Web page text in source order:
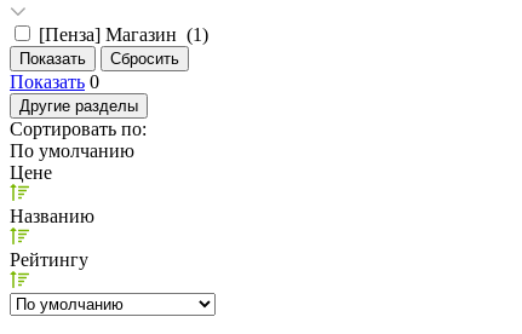
[Пенза] Магазин (1)
Показать 0
Другие разделы
Сортировать по:
По умолчанию
Цене
Названию
Рейтингу